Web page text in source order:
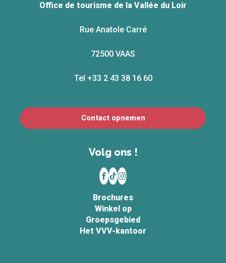
Office de tourisme de la Vallée du Loir
Rue Anatole Carré
72500 VAAS
Tel +33 2 43 38 16 60
Contact opnemen
Volg ons !
Brochures
Winkel op
Groepsgebied
Het VVV-kantoor